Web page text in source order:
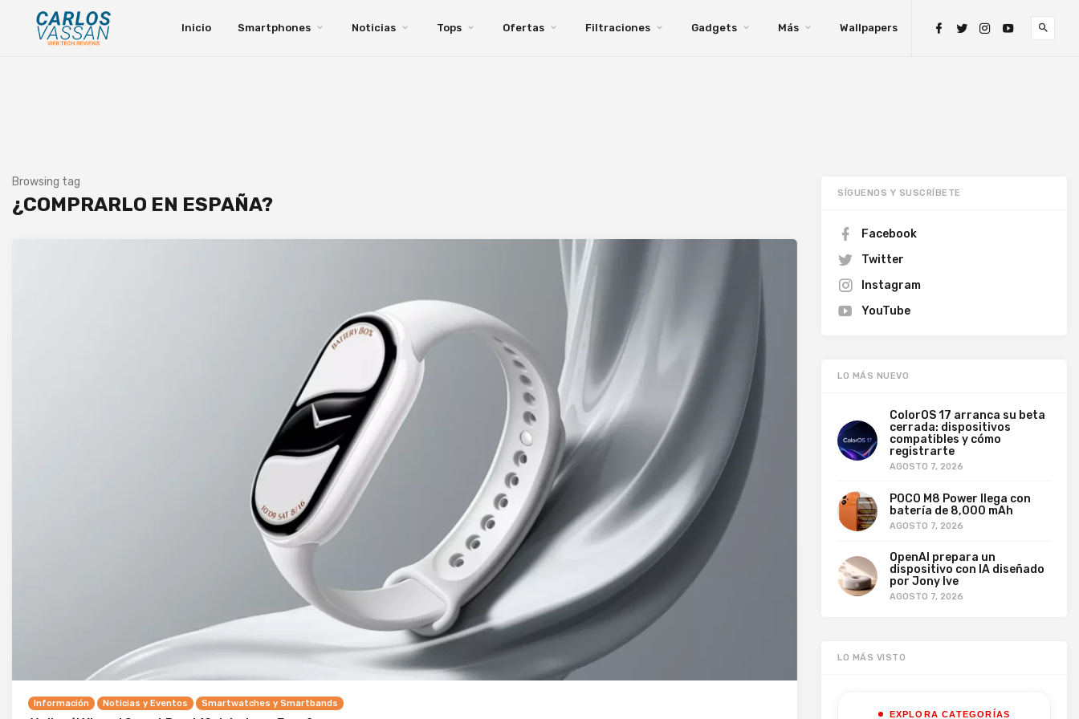
Inicio Smartphones Noticias Tops Ofertas Filtraciones Gadgets Más Wallpapers
Browsing tag
¿COMPRARLO EN ESPAÑA?
Información Noticias y Eventos Smartwatches y Smartbands
SÍGUENOS Y SUSCRÍBETE
Facebook
Twitter
Instagram
YouTube
LO MÁS NUEVO
ColorOS 17 arranca su beta
cerrada: dispositivos
compatibles y cómo
registrarte
AGOSTO 7, 2026
POCO M8 Power llega con
batería de 8,000 mAh
AGOSTO 7, 2026
OpenAI prepara un
dispositivo con IA diseñado
por Jony Ive
AGOSTO 7, 2026
LO MÁS VISTO
EXPLORA CATEGORÍAS